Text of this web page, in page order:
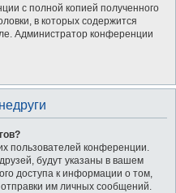
с полной копией полученного
в которых содержится
Администратор конференции
пользователей конференции.
будут указаны в вашем
доступа к информации о том,
им личных сообщений.